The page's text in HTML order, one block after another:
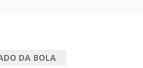
DA BOLA